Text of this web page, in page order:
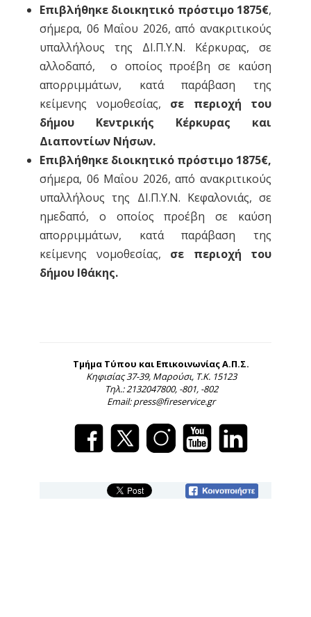
Επιβλήθηκε διοικητικό πρόστιμο 1875€,
σήμερα, 06 Μαΐου 2026, από ανακριτικούς
υπαλλήλους της ΔΙ.Π.Υ.Ν. Κέρκυρας, σε
αλλοδαπό, ο οποίος προέβη σε καύση
απορριμμάτων, κατά παράβαση της
κείμενης νομοθεσίας, σε περιοχή του
δήμου Κεντρικής Κέρκυρας και
Διαποντίων Νήσων.
Επιβλήθηκε διοικητικό πρόστιμο 1875€,
σήμερα, 06 Μαΐου 2026, από ανακριτικούς
υπαλλήλους της ΔΙ.Π.Υ.Ν. Κεφαλονιάς, σε
ημεδαπό, ο οποίος προέβη σε καύση
απορριμμάτων, κατά παράβαση της
κείμενης νομοθεσίας,
σε περιοχή του
δήμου Ιθάκης.
Τμήμα Τύπου και Επικοινωνίας Α.Π.Σ.
Κηφισίας 37-39, Μαρούσι, Τ.Κ. 15123
Τηλ.: 2132047800, -801, -802
Email: press@fireservice.gr